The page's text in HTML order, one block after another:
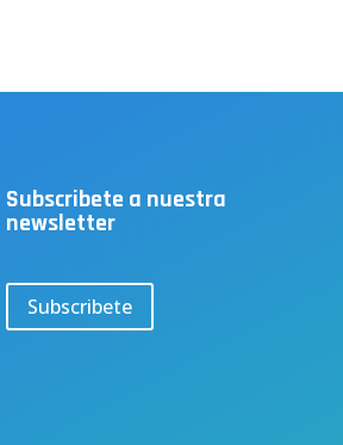
Subscribete a nuestra
newsletter
Subscribete